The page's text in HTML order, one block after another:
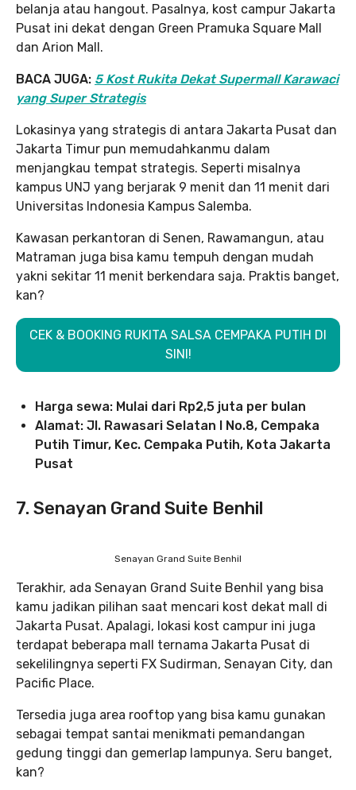
belanja atau hangout. Pasalnya, kost campur Jakarta
Pusat ini dekat dengan Green Pramuka Square Mall
dan Arion Mall.
BACA JUGA: 5 Kost Rukita Dekat Supermall Karawaci
yang Super Strategis
Lokasinya yang strategis di antara Jakarta Pusat dan
Jakarta Timur pun memudahkanmu dalam
menjangkau tempat strategis. Seperti misalnya
kampus UNJ yang berjarak 9 menit dan 11 menit dari
Universitas Indonesia Kampus Salemba.
Kawasan perkantoran di Senen, Rawamangun, atau
Matraman juga bisa kamu tempuh dengan mudah
yakni sekitar 11 menit berkendara saja. Praktis banget,
kan?
CEK & BOOKING RUKITA SALSA CEMPAKA PUTIH DI
SINI!
Harga sewa: Mulai dari Rp2,5 juta per bulan
Alamat: Jl. Rawasari Selatan I No.8, Cempaka
Putih Timur, Kec. Cempaka Putih, Kota Jakarta
Pusat
7. Senayan Grand Suite Benhil
Senayan Grand Suite Benhil
Terakhir, ada Senayan Grand Suite Benhil yang bisa
kamu jadikan pilihan saat mencari kost dekat mall di
Jakarta Pusat. Apalagi, lokasi kost campur ini juga
terdapat beberapa mall ternama Jakarta Pusat di
sekelilingnya seperti FX Sudirman, Senayan City, dan
Pacific Place.
Tersedia juga area rooftop yang bisa kamu gunakan
sebagai tempat santai menikmati pemandangan
gedung tinggi dan gemerlap lampunya. Seru banget,
kan?